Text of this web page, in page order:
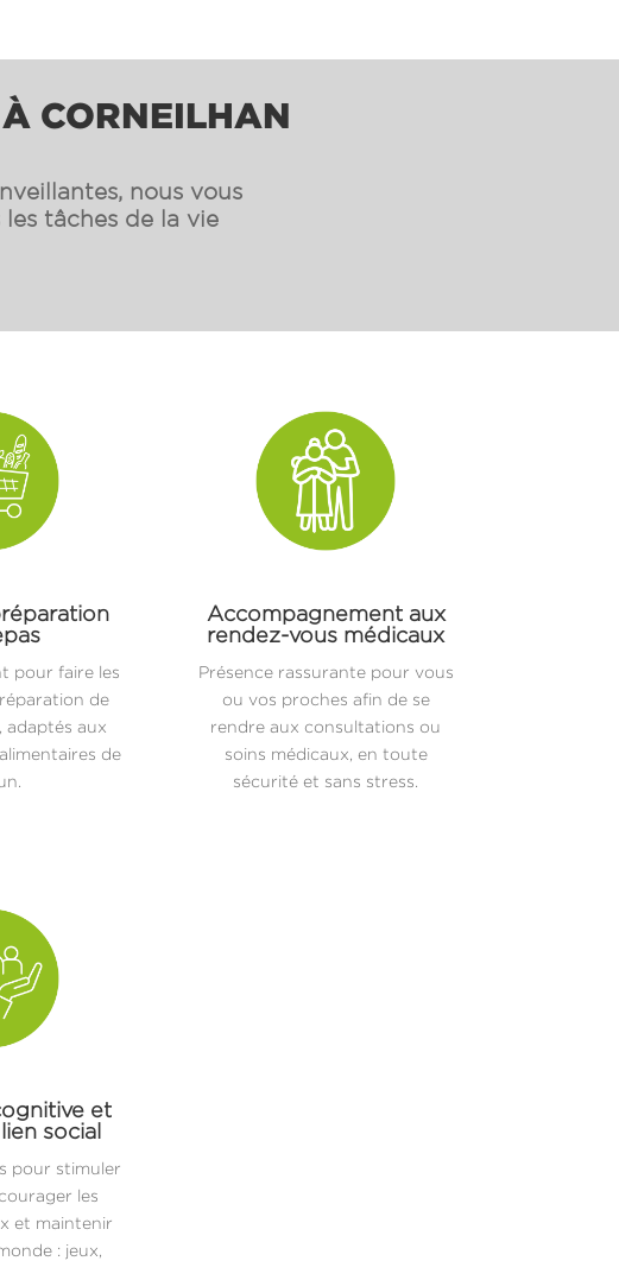
CORNEILHAN
nous vous
tâches de la vie
pour faire les
de
adaptés aux
de
Accompagnement aux
rendez-vous médicaux
Présence rassurante pour vous
ou vos proches afin de se
rendre aux consultations ou
soins médicaux, en toute
sécurité et sans stress.
et
social
pour stimuler
les
et maintenir
: jeux,